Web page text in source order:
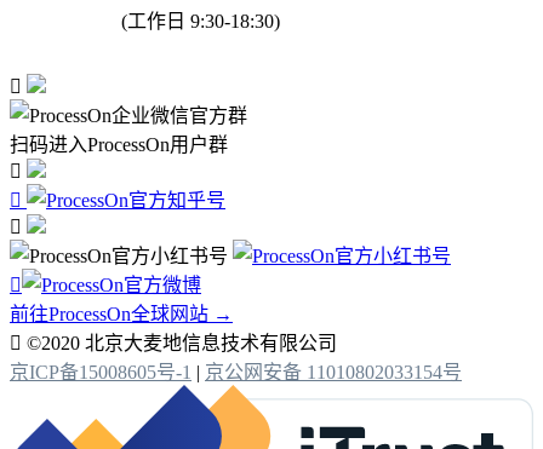
(工作日 9:30-18:30)

扫码进入ProcessOn用户群




前往ProcessOn全球网站 →
 ©2020 北京大麦地信息技术有限公司
京ICP备15008605号-1 | 京公网安备 11010802033154号